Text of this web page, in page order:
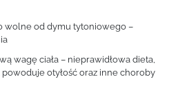
wolne od dymu tytoniowego –
wagę ciała – nieprawidłowa dieta,
otyłość oraz inne choroby